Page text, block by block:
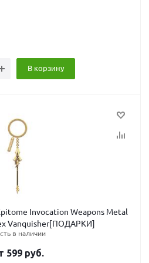
В корзину
Invocation Weapons Metal
Vanquisher[ПОДАРКИ]
в наличии
599 руб.